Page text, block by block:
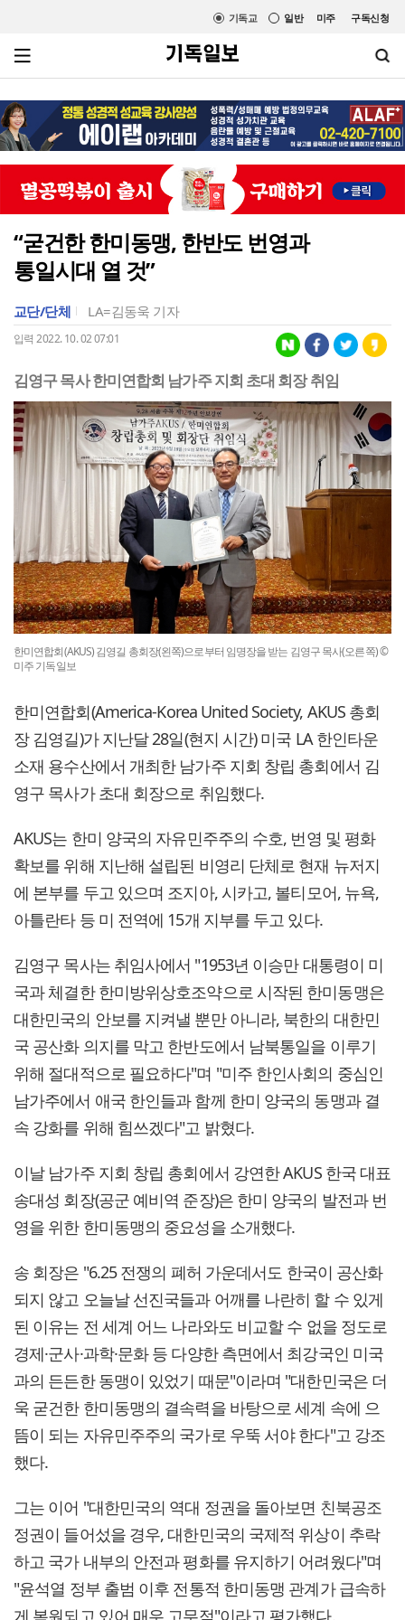
미주 구독신청
일반
기독교
“굳건한 한미동맹, 한반도 번영과
통일시대 열 것”
교단/단체 LA=김동욱 기자
입력 2022. 10. 02 07:01
김영구 목사 한미연합회 남가주 지회 초대 회장 취임
한미연합회(AKUS) 김영길 총회장(왼쪽)으로부터 임명장을 받는 김영구 목사(오른쪽) ©
미주 기독일보
한미연합회(America-Korea United Society, AKUS 총회
장 김영길)가 지난달 28일(현지 시간) 미국 LA 한인타운
소재 용수산에서 개최한 남가주 지회 창립 총회에서 김
영구 목사가 초대 회장으로 취임했다.
AKUS는 한미 양국의 자유민주주의 수호, 번영 및 평화
확보를 위해 지난해 설립된 비영리 단체로 현재 뉴저지
에 본부를 두고 있으며 조지아, 시카고, 볼티모어, 뉴욕,
아틀란타 등 미 전역에 15개 지부를 두고 있다.
김영구 목사는 취임사에서 "1953년 이승만 대통령이 미
국과 체결한 한미방위상호조약으로 시작된 한미동맹은
대한민국의 안보를 지켜낼 뿐만 아니라, 북한의 대한민
국 공산화 의지를 막고 한반도에서 남북통일을 이루기
위해 절대적으로 필요하다"며 "미주 한인사회의 중심인
남가주에서 애국 한인들과 함께 한미 양국의 동맹과 결
속 강화를 위해 힘쓰겠다"고 밝혔다.
이날 남가주 지회 창립 총회에서 강연한 AKUS 한국 대표
송대성 회장(공군 예비역 준장)은 한미 양국의 발전과 번
영을 위한 한미동맹의 중요성을 소개했다.
송 회장은 "6.25 전쟁의 폐허 가운데서도 한국이 공산화
되지 않고 오늘날 선진국들과 어깨를 나란히 할 수 있게
된 이유는 전 세계 어느 나라와도 비교할 수 없을 정도로
경제·군사·과학·문화 등 다양한 측면에서 최강국인 미국
과의 든든한 동맹이 있었기 때문"이라며 "대한민국은 더
욱 굳건한 한미동맹의 결속력을 바탕으로 세계 속에 으
뜸이 되는 자유민주주의 국가로 우뚝 서야 한다"고 강조
했다.
그는 이어 "대한민국의 역대 정권을 돌아보면 친북공조
정권이 들어섰을 경우, 대한민국의 국제적 위상이 추락
하고 국가 내부의 안전과 평화를 유지하기 어려웠다"며
"윤석열 정부 출범 이후 전통적 한미동맹 관계가 급속하